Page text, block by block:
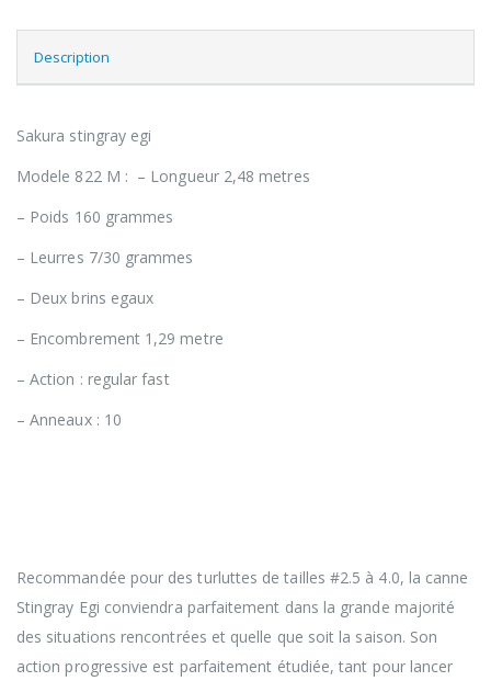
Description
Sakura stingray egi
Modele 822 M : – Longueur 2,48 metres
– Poids 160 grammes
– Leurres 7/30 grammes
– Deux brins egaux
– Encombrement 1,29 metre
– Action : regular fast
– Anneaux : 10
Recommandée pour des turluttes de tailles #2.5 à 4.0, la canne
Stingray Egi conviendra parfaitement dans la grande majorité
des situations rencontrées et quelle que soit la saison. Son
action progressive est parfaitement étudiée, tant pour lancer